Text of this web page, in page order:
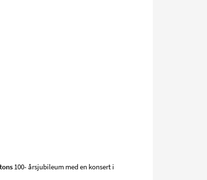
100- årsjubileum med en konsert i